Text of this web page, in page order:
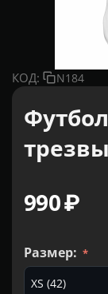
КОД: N184
‍990‍₽
Размер: